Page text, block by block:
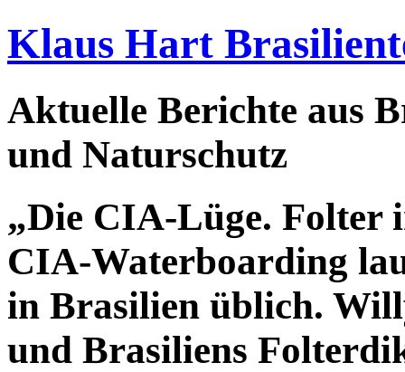
Klaus Hart
Aktuelle Berichte aus
und Naturschutz
„Die CIA-Lüge. Folter
CIA-Waterboarding
in Brasilien üblich.
und Brasiliens